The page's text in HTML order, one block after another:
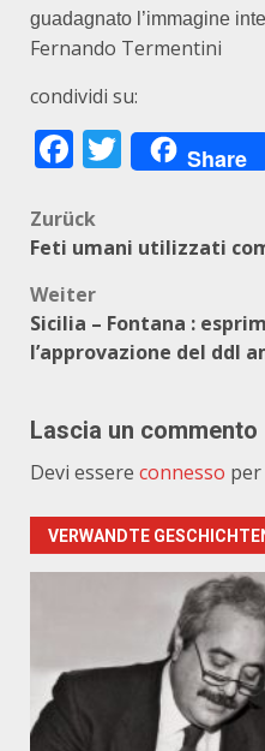
guadagnato l’immagine
Fernando Termentini
condividi su:
Facebook
Twitter
Share
Zurück
Feti umani utilizzati
Weiter
Sicilia – Fontana :
l’approvazione del ddl
Lascia un commento
Devi essere connesso
VERWANDTE